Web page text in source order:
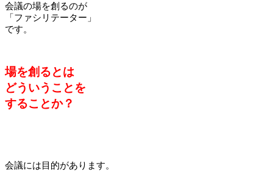
会議の場を創るのが
「ファシリテーター」
です。
場を創るとは
どういうことを
することか？
会議には目的があります。